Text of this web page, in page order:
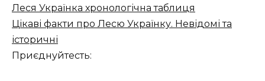
Леся Українка хронологічна таблиця
Цікаві факти про Лесю Українку. Невідомі та
історичні
Приєднуйтесть: